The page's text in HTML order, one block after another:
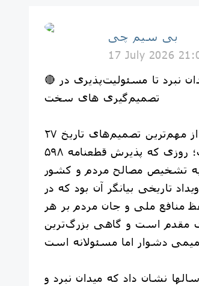
بی سیم چی
17 July 2026
🔴 از ایستادگی در میدان نبرد تا مسئولیت‌پذیری در
تصمیم‌گیری های سخت
۲۷ تیر، یادآور یکی از مهم‌ترین تصمیم‌های تاریخ
معاصر ایران است؛ روزی که پذیرش قطعنامه ۵۹۸
تشخیص مصالح مردم و کشور
تاریخی بیانگر آن بود که در
منافع ملی و جان مردم بر هر
مقدم است و گاهی بزرگ‌ترین
نشان داد که میدان نبرد و